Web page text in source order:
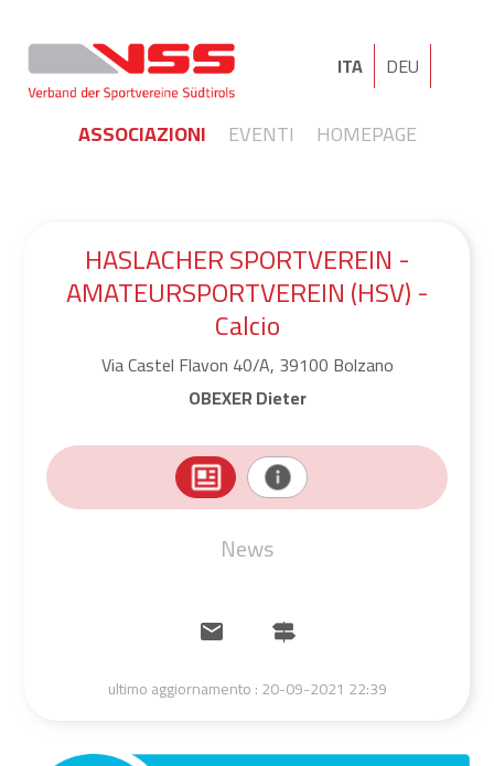
ITA DEU
ASSOCIAZIONI EVENTI HOMEPAGE
HASLACHER SPORTVEREIN -
AMATEURSPORTVEREIN (HSV) -
Calcio
Via Castel Flavon 40/A, 39100 Bolzano
OBEXER Dieter
News
ultimo aggiornamento :20-09-2021 22:39